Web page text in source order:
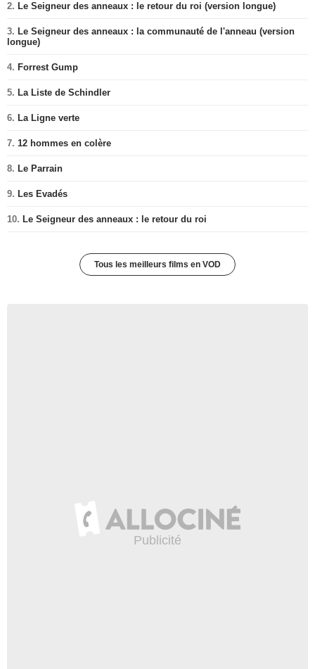
2. Le Seigneur des anneaux : le retour du roi (version longue)
3. Le Seigneur des anneaux : la communauté de l'anneau (version
longue)
4. Forrest Gump
5. La Liste de Schindler
6. La Ligne verte
7. 12 hommes en colère
8. Le Parrain
9. Les Evadés
10. Le Seigneur des anneaux : le retour du roi
Tous les meilleurs films en VOD